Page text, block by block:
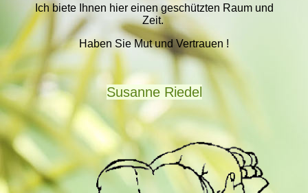
Ich biete Ihnen hier einen geschützten Raum und
Zeit.
Haben Sie Mut und Vertrauen !
Susanne Riedel